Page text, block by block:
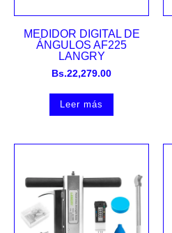
MEDIDOR DIGITAL DE
ÁNGULOS AF225
LANGRY
Bs.22,279.00
Leer más